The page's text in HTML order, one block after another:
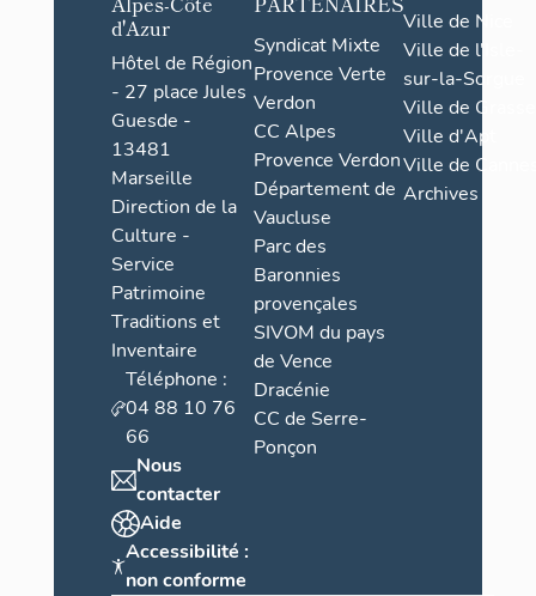
d'Azur
Hôtel de Région
- 27 place Jules
Guesde -
13481
Marseille
Direction de la
Culture -
Service
Patrimoine
Traditions et
Inventaire
Téléphone :
04 88 10 76
66
Nous
contacter
Aide
Accessibilité :
non conforme
Syndicat Mixte
Provence Verte
Verdon
CC Alpes
Provence Verdon
Département de
Vaucluse
Parc des
Baronnies
provençales
SIVOM du pays
de Vence
Dracénie
CC de Serre-
Ponçon
Ville de Nice
Ville de l'Isle-
sur-la-Sorgue
Ville de Grasse
Ville d'Apt
Ville de
Archives